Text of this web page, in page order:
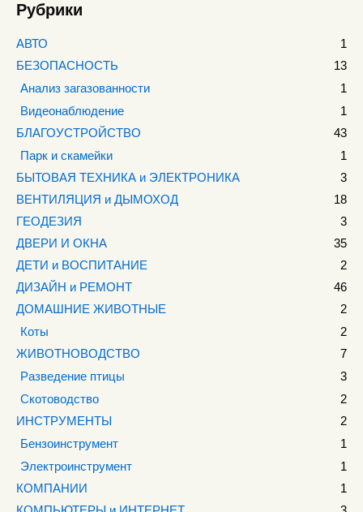
Рубрики
АВТО
1
БЕЗОПАСНОСТЬ
13
Анализ загазованности
1
Видеонаблюдение
1
БЛАГОУСТРОЙСТВО
43
Парк и скамейки
1
БЫТОВАЯ ТЕХНИКА и ЭЛЕКТРОНИКА
3
ВЕНТИЛЯЦИЯ и ДЫМОХОД
18
ГЕОДЕЗИЯ
3
ДВЕРИ И ОКНА
35
ДЕТИ и ВОСПИТАНИЕ
2
ДИЗАЙН и РЕМОНТ
46
ДОМАШНИЕ ЖИВОТНЫЕ
2
Коты
2
ЖИВОТНОВОДСТВО
7
Разведение птицы
3
Скотоводство
2
ИНСТРУМЕНТЫ
2
Бензоинструмент
1
Электроинструмент
1
КОМПАНИИ
1